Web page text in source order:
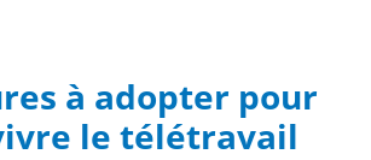
à adopter pour
le télétravail